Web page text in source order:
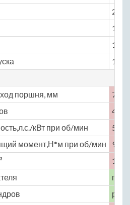
2138
1.4
1976
1981
поршня, мм
76 ×
4
кВт при об/мин
50 /
момент,Н*м при об/мин
92
1358